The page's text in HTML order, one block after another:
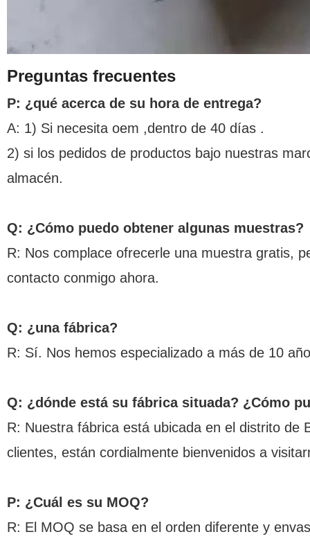
Preguntas frecuentes
P: ¿qué acerca de su hora de entrega?
A: 1) Si necesita oem ,dentro de 40 días .
2) si los pedidos de productos bajo nuestras
almacén.
Q: ¿Cómo puedo obtener algunas muestras?
R: Nos complace ofrecerle una muestra gratis,
contacto conmigo ahora.
Q: ¿una fábrica?
R: Sí. Nos hemos especializado a más de 10
Q: ¿dónde está su fábrica situada? ¿Cómo
R: Nuestra fábrica está ubicada en el distrito de
clientes, están cordialmente bienvenidos a
P: ¿Cuál es su MOQ?
R: El MOQ se basa en el orden diferente y